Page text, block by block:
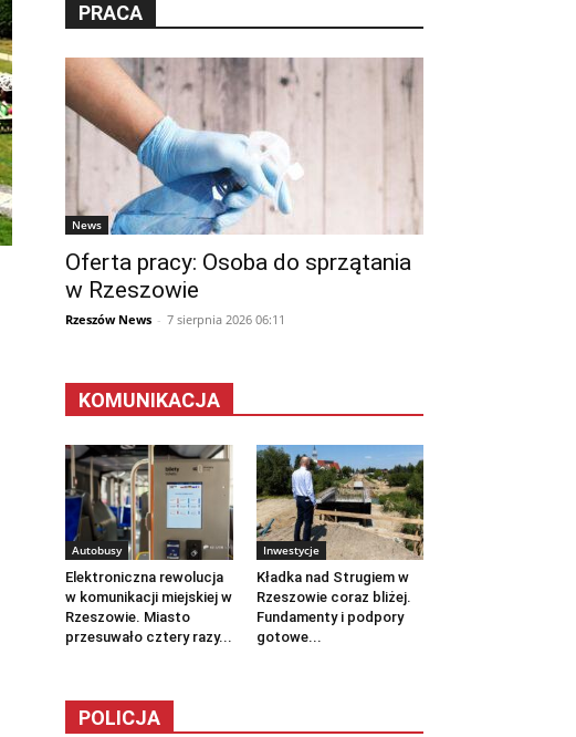
PRACA
News
Oferta pracy: Osoba do sprzątania
w Rzeszowie
Rzeszów News - 7 sierpnia 2026 06:11
KOMUNIKACJA
Autobusy
Elektroniczna rewolucja
w komunikacji miejskiej w
Rzeszowie. Miasto
przesuwało cztery razy...
Inwestycje
Kładka nad Strugiem w
Rzeszowie coraz bliżej.
Fundamenty i podpory
gotowe...
POLICJA